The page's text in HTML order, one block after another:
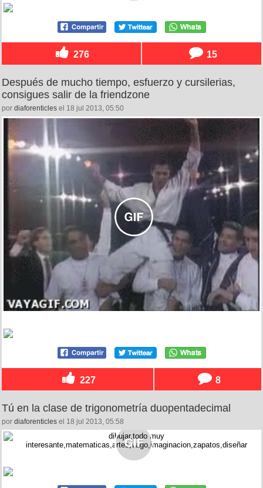
276 15
Después de mucho tiempo, esfuerzo y cursilerias,
consigues salir de la friendzone
por diaforenticles el 18 jul 2013, 05:50
227 8
Tú en la clase de trigonometría duopentadecimal
por diaforenticles el 18 jul 2013, 05:58